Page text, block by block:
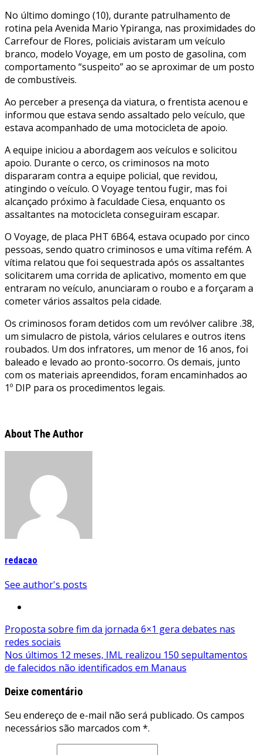
No último domingo (10), durante patrulhamento de
rotina pela Avenida Mario Ypiranga, nas proximidades do
Carrefour de Flores, policiais avistaram um veículo
branco, modelo Voyage, em um posto de gasolina, com
comportamento “suspeito” ao se aproximar de um posto
de combustíveis.
Ao perceber a presença da viatura, o frentista acenou e
informou que estava sendo assaltado pelo veículo, que
estava acompanhado de uma motocicleta de apoio.
A equipe iniciou a abordagem aos veículos e solicitou
apoio. Durante o cerco, os criminosos na moto
dispararam contra a equipe policial, que revidou,
atingindo o veículo. O Voyage tentou fugir, mas foi
alcançado próximo à faculdade Ciesa, enquanto os
assaltantes na motocicleta conseguiram escapar.
O Voyage, de placa PHT 6B64, estava ocupado por cinco
pessoas, sendo quatro criminosos e uma vítima refém. A
vítima relatou que foi sequestrada após os assaltantes
solicitarem uma corrida de aplicativo, momento em que
entraram no veículo, anunciaram o roubo e a forçaram a
cometer vários assaltos pela cidade.
Os criminosos foram detidos com um revólver calibre .38,
um simulacro de pistola, vários celulares e outros itens
roubados. Um dos infratores, um menor de 16 anos, foi
baleado e levado ao pronto-socorro. Os demais, junto
com os materiais apreendidos, foram encaminhados ao
1º DIP para os procedimentos legais.
About The Author
redacao
See author's posts
Navegação
de
Post
Proposta sobre fim da jornada 6×1 gera debates nas
redes sociais
Nos últimos 12 meses, IML realizou 150 sepultamentos
de falecidos não identificados em Manaus
Deixe comentário
Seu endereço de e-mail não será publicado. Os campos
necessários são marcados com *.